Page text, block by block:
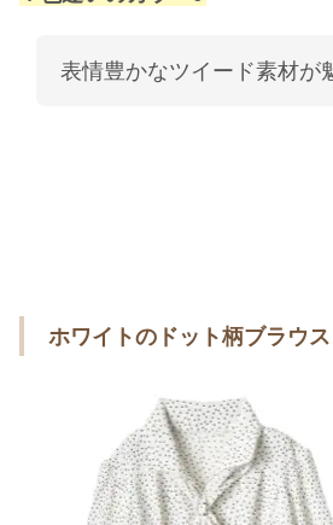
表情豊かなツイード素材が
ホワイトのドット柄ブラウス